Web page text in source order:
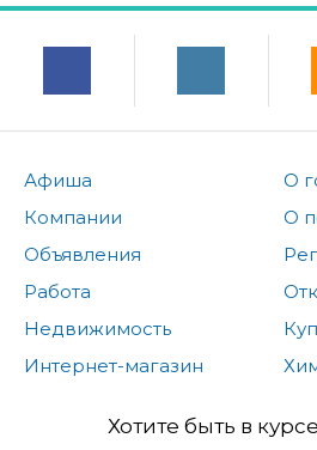
Афиша
Компании
Объявления
Работа
Недвижимость
Интернет-магазин
О
О
Хотите быть в